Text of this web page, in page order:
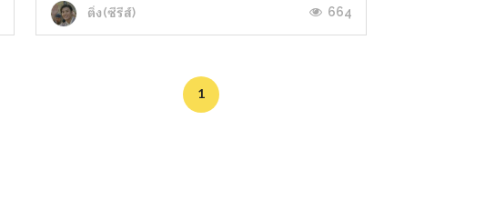
พระเจ้าซุนโจ> จากส่วนเล็กๆ ในบันทึก
ประวัติศาสตร์ถูกหยิบมาใส่จินตนาการอันปราด
ติ่ง(ซีรีส์) 664
1